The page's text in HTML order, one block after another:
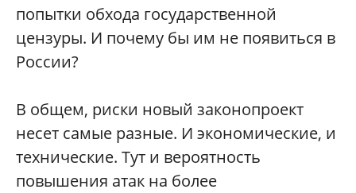
попытки обхода государственной
цензуры. И почему бы им не появиться в
России?
В общем, риски новый законопроект
несет самые разные. И экономические, и
технические. Тут и вероятность
повышения атак на более